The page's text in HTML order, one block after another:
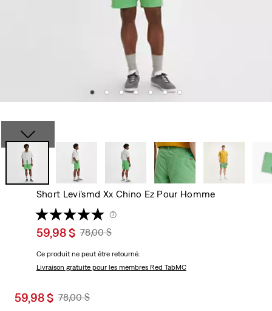
Short Levi’smd Xx Chino Ez Pour Homme
(7)
Sale
is
59,98 $ Original
Was
78,00 $
Ce produit ne peut être retourné.
Livraison gratuitepour les membres Red TabMC
Sale
59,98 $ Original
78,00 $